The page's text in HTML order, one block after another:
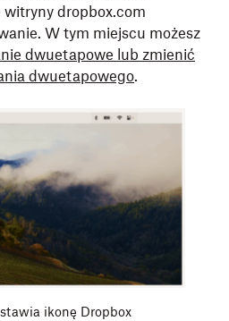
dropbox.com
W tym miejscu możesz
dwuetapowe lub zmienić
dwuetapowego.
ikonę Dropbox